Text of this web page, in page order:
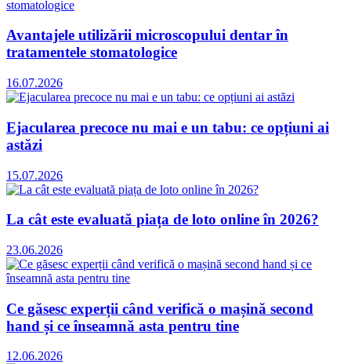
Avantajele utilizării microscopului dentar în
tratamentele stomatologice
16.07.2026
Ejacularea precoce nu mai e un tabu: ce opțiuni ai
astăzi
15.07.2026
La cât este evaluată piața de loto online în 2026?
23.06.2026
Ce găsesc experții când verifică o mașină second
hand și ce înseamnă asta pentru tine
12.06.2026